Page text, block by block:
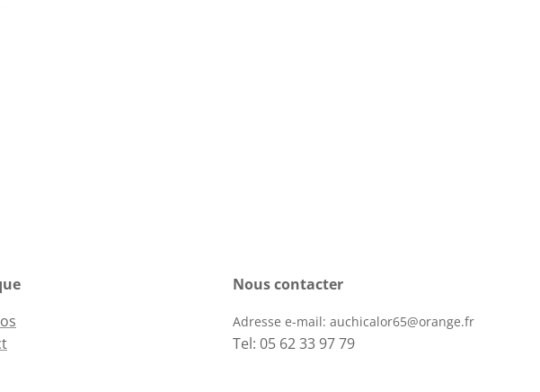
Nous contacter
Adresse e-mail: auchicalor65@orange.fr
Tel: 05 62 33 97 79